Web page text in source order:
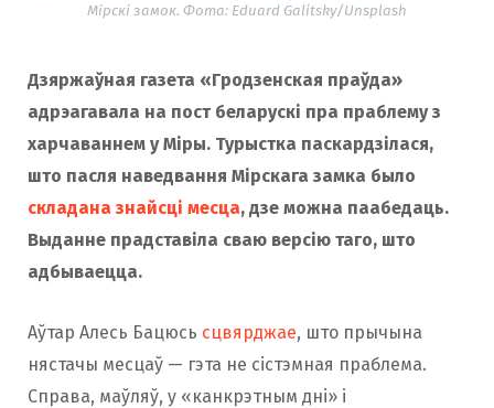
Мірскі замок. Фота: Eduard Galitsky/Unsplash
Дзяржаўная газета «Гродзенская праўда»
адрэагавала на пост беларускі пра праблему з
харчаваннем у Міры. Турыстка паскардзілася,
што пасля наведвання Мірскага замка было
складана знайсці месца, дзе можна паабедаць.
Выданне прадставіла сваю версію таго, што
адбываецца.
Аўтар Алесь Бацюсь сцвярджае, што прычына
нястачы месцаў — гэта не сістэмная праблема.
Справа, маўляў, у «канкрэтным дні» і